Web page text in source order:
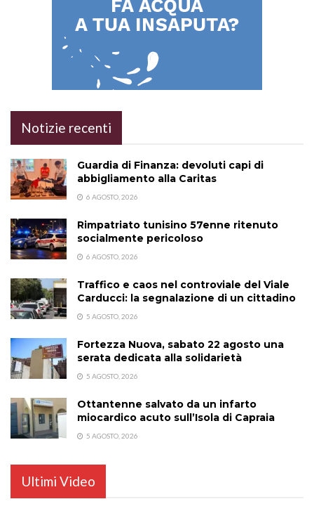
Notizie recenti
Guardia di Finanza: devoluti capi di
abbigliamento alla Caritas
6 AGOSTO, 2026
Rimpatriato tunisino 57enne ritenuto
socialmente pericoloso
6 AGOSTO, 2026
Traffico e caos nel controviale del Viale
Carducci: la segnalazione di un cittadino
5 AGOSTO, 2026
Fortezza Nuova, sabato 22 agosto una
serata dedicata alla solidarietà
5 AGOSTO, 2026
Ottantenne salvato da un infarto
miocardico acuto sull’Isola di Capraia
5 AGOSTO, 2026
Ultimi Video